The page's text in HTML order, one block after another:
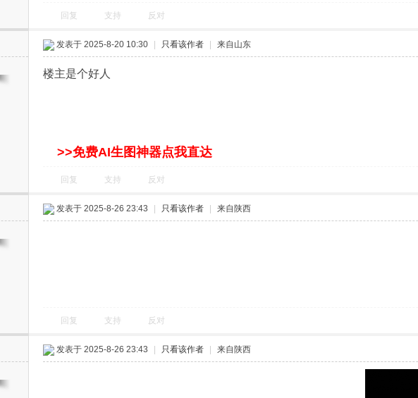
回复 支持 反对
发表于 2025-8-20 10:30 只看该作者 来自山东
楼主是个好人
>>免费AI生图神器点我直达
回复 支持 反对
发表于 2025-8-26 23:43 只看该作者 来自陕西
回复 支持 反对
发表于 2025-8-26 23:43 只看该作者 来自陕西